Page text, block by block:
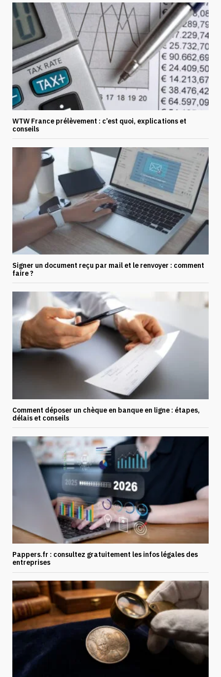
WTW France prélèvement : c’est quoi, explications et
conseils
Signer un document reçu par mail et le renvoyer : comment
faire ?
Comment déposer un chèque en banque en ligne : étapes,
délais et conseils
Pappers.fr : consultez gratuitement les infos légales des
entreprises